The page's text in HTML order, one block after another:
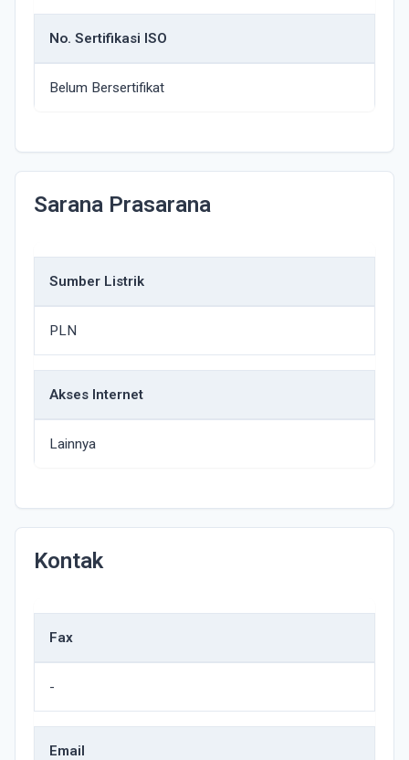
No. Sertifikasi ISO
Belum Bersertifikat
Sarana Prasarana
Sumber Listrik
PLN
Akses Internet
Lainnya
Kontak
Fax
-
Email